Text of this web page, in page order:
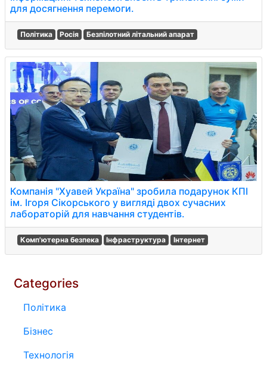
для досягнення перемоги.
Політика Росія Безпілотний літальний апарат
Компанія "Хуавей Україна" зробила подарунок КПІ
ім. Ігоря Сікорського у вигляді двох сучасних
лабораторій для навчання студентів.
Комп'ютерна безпека Інфраструктура Інтернет
Categories
Політика
Бізнес
Технологія